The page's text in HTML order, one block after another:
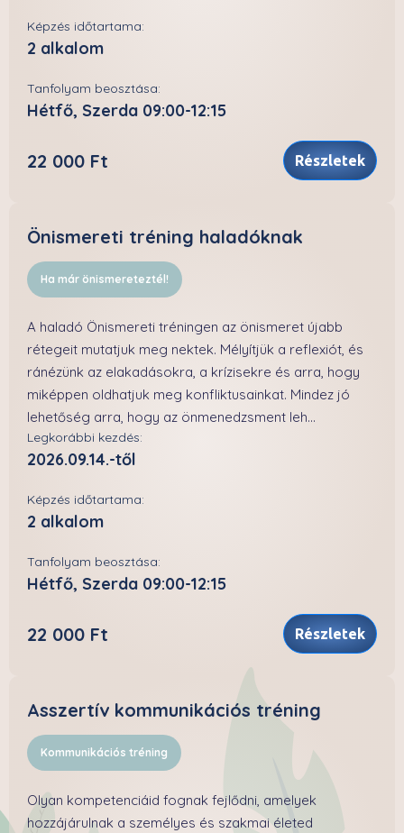
Képzés időtartama:
2 alkalom
Tanfolyam beosztása:
Hétfő, Szerda 09:00-12:15
22 000 Ft Részletek
Önismereti tréning haladóknak
Ha már önismereteztél!
A haladó Önismereti tréningen az önismeret újabb
rétegeit mutatjuk meg nektek. Mélyítjük a reflexiót, és
ránézünk az elakadásokra, a krízisekre és arra, hogy
miképpen oldhatjuk meg konfliktusainkat. Mindez jó
lehetőség arra, hogy az önmenedzsment leh...
Legkorábbi kezdés:
2026.09.14.-től
Képzés időtartama:
2 alkalom
Tanfolyam beosztása:
Hétfő, Szerda 09:00-12:15
22 000 Ft Részletek
Asszertív kommunikációs tréning
Kommunikációs tréning
Olyan kompetenciáid fognak fejlődni, amelyek
hozzájárulnak a személyes és szakmai életed